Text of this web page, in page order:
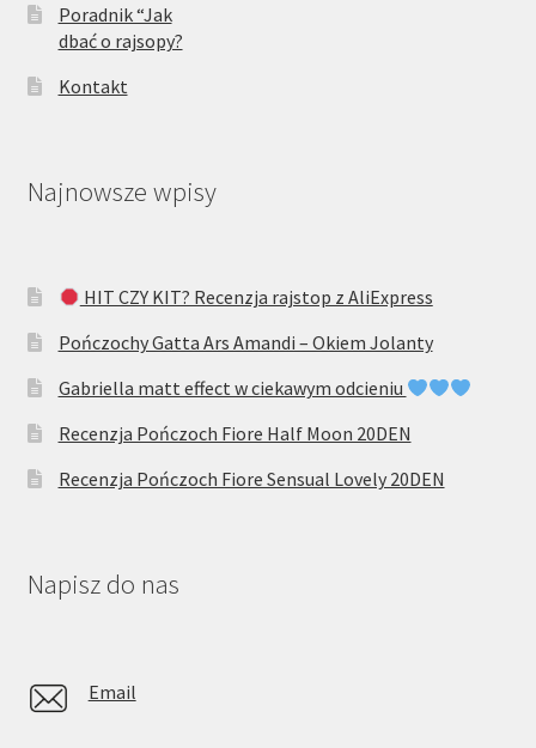
Poradnik “Jak
dbać o rajsopy?
Kontakt
Najnowsze wpisy
HIT CZY KIT? Recenzja rajstop z AliExpress
Pończochy Gatta Ars Amandi – Okiem Jolanty
Gabriella matt effect w ciekawym odcieniu
Recenzja Pończoch Fiore Half Moon 20DEN
Recenzja Pończoch Fiore Sensual Lovely 20DEN
Napisz do nas
Email